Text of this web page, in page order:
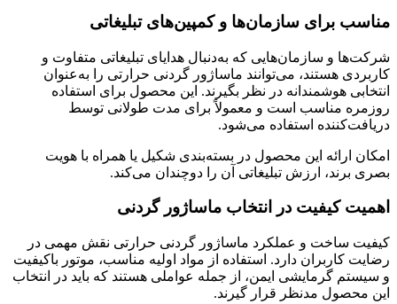
مناسب برای سازمان‌ها و کمپین‌های تبلیغاتی
شرکت‌ها و سازمان‌هایی که به‌دنبال هدایای تبلیغاتی متفاوت و
کاربردی هستند، می‌توانند ماساژور گردنی حرارتی را به‌عنوان
انتخابی هوشمندانه در نظر بگیرند. این محصول برای استفاده
روزمره مناسب است و معمولاً برای مدت طولانی توسط
دریافت‌کننده استفاده می‌شود.
امکان ارائه این محصول در بسته‌بندی شکیل یا همراه با هویت
بصری برند، ارزش تبلیغاتی آن را دوچندان می‌کند.
اهمیت کیفیت در انتخاب ماساژور گردنی
کیفیت ساخت و عملکرد ماساژور گردنی حرارتی نقش مهمی در
رضایت کاربران دارد. استفاده از مواد اولیه مناسب، موتور باکیفیت
و سیستم گرمایشی ایمن، از جمله عواملی هستند که باید در انتخاب
این محصول مدنظر قرار گیرند.